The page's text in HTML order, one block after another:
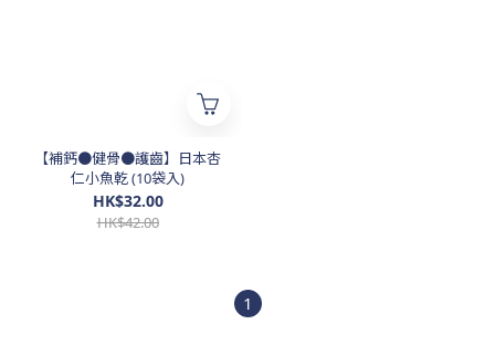
【補鈣●健骨●護齒】日本杏
仁小魚乾 (10袋入)
HK$32.00
HK$42.00
1